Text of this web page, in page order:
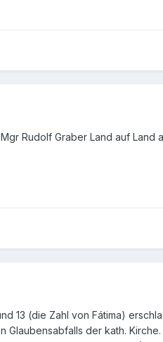
Rudolf Graber Land auf Land
13 (die Zahl von Fátima)
der kath. Kirche.